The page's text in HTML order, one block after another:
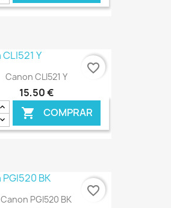
Canon CLI521 Y
15,50 €
 COMPRAR
€ ONLINE
favorite_border
Canon PGI520 BK
favorite_border